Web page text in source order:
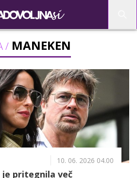
/ MANEKEN
10. 06. 2026 04.00
je pritegnila več